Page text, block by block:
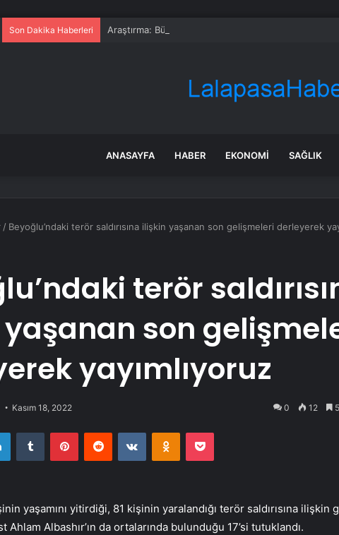
Son Dakika Haberleri Araştırma: Büyük insansı maymunlar huzuru korumak
ANASAYFA HABER EKONOMI SAĞLIK
/ Beyoğlu’ndaki terör saldırısına ilişkin yaşanan son gelişmeleri derleyerek
terör
son
yayımlıyoruz
Kasım 18, 2022 0 12
LinkedInTumblr PinterestReddit VKontakteOdnoklassniki
Pocket
yaşamını yitirdiği, 81 kişinin yaralandığı terör saldırısına ilişkin
Albashır’ın da ortalarında bulunduğu 17’si tutuklandı.